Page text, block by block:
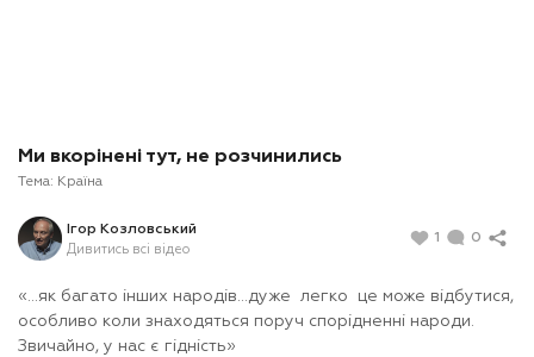
Ми вкорінені тут, не розчинились
Тема: Країна
Ігор Козловський
Дивитись всі відео
1 0
«…як багато інших народів…дуже легко це може відбутися,
особливо коли знаходяться поруч спорідненні народи.
Звичайно, у нас є гідність»